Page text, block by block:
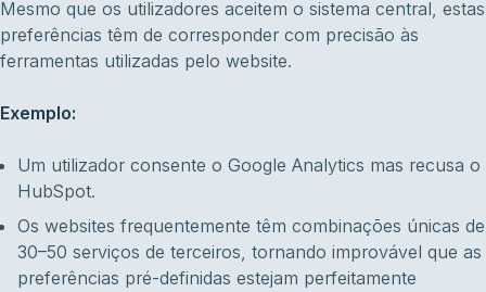
Mesmo que os utilizadores aceitem o sistema central, estas
preferências têm de corresponder com precisão às
ferramentas utilizadas pelo website.
Exemplo:
Um utilizador consente o Google Analytics mas recusa o
HubSpot.
Os websites frequentemente têm combinações únicas de
30–50 serviços de terceiros, tornando improvável que as
preferências pré-definidas estejam perfeitamente